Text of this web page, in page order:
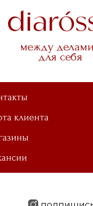
между
для себя
клиента